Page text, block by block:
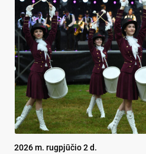
2026 m. rugpjūčio 2 d.